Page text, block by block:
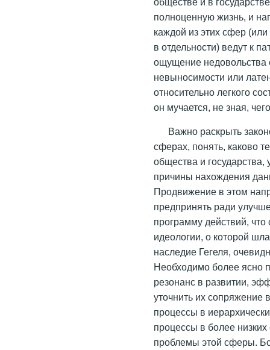
полноценную жизнь, и
каждой из этих сфер
в отдельности) ведут к
ощущение недовольства
невыносимости или
относительно легкого
он мучается, не зная,
Важно раскрыть
сферах, понять, каково
общества и государства,
причины нахождения
Продвижение в этом
предпринять ради
программу действий,
идеологии, о которой
наследие Гегеля,
Необходимо более ясно
резонанс в развитии,
уточнить их сопряжение
процессы в
процессы в более
проблемы этой сферы.